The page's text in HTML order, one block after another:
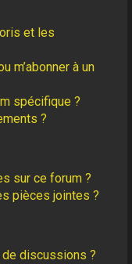
et les
m’abonner à un
spécifique ?
?
sur ce forum ?
pièces jointes ?
discussions ?